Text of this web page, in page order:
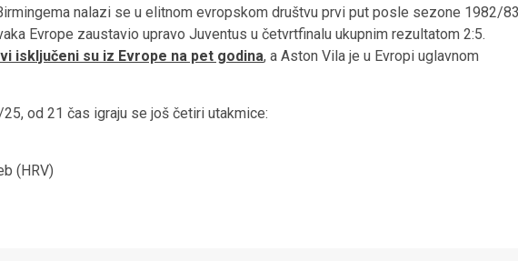
nalazi se u elitnom evropskom društvu prvi put posle sezone 1982/
Evrope zaustavio upravo Juventus u četvrtfinalu ukupnim rezultatom 2:5.
isključeni su iz Evrope na pet godina, a Aston Vila je u Evropi uglavnom
od 21 čas igraju se još četiri utakmice:
(HRV)